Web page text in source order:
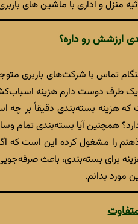
منزل و اداری با ماشین های
ارزشش رو داره؟
تماس با شرکت‌های باربری
یک طرف دوست دارم هزینه
هزینه بسته‌بندی دقیقاً بر چه
همچنین آیا بسته‌بندی
را مشغول کرده این است که اگر
برای بسته‌بندی، باعث
مورد بدانم.